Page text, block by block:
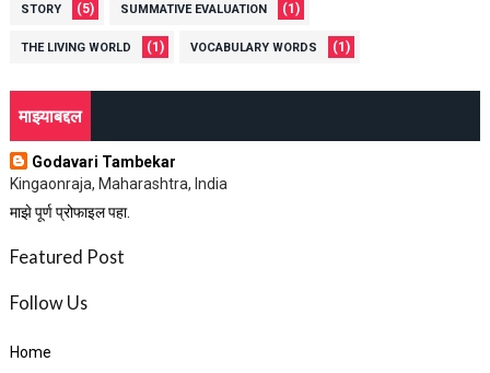
STORY (5) SUMMATIVE EVALUATION (1)
THE LIVING WORLD (1) VOCABULARY WORDS (1)
माझ्याबद्दल
Godavari Tambekar
Kingaonraja, Maharashtra, India
माझे पूर्ण प्रोफाइल पहा.
Featured Post
Follow Us
Home